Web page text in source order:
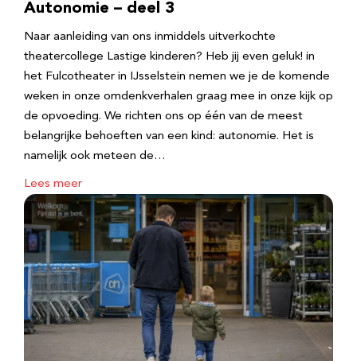
Autonomie – deel 3
Naar aanleiding van ons inmiddels uitverkochte
theatercollege Lastige kinderen? Heb jij even geluk! in
het Fulcotheater in IJsselstein nemen we je de komende
weken in onze omdenkverhalen graag mee in onze kijk op
de opvoeding. We richten ons op één van de meest
belangrijke behoeften van een kind: autonomie. Het is
namelijk ook meteen de…
Lees meer